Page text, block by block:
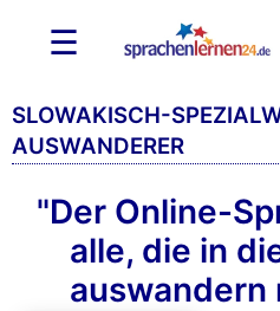
☰
SLOWAKISCH-
AUSWANDERER
"Der Online-
alle, die in
auswandern